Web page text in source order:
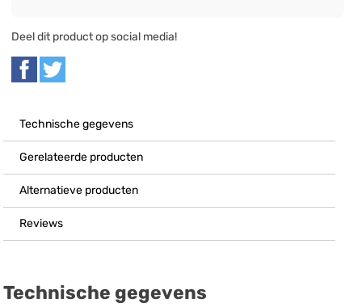
Deel dit product op social media!
Technische gegevens
Gerelateerde producten
Alternatieve producten
Reviews
Technische gegevens